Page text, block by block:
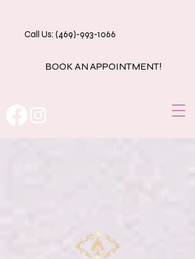
Call Us: (469)-993-1066
BOOK AN APPOINTMENT!